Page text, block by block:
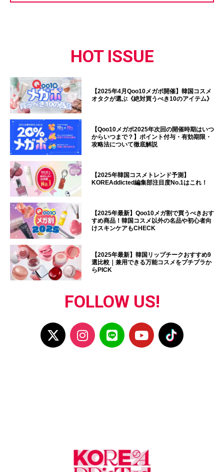
HOT ISSUE
【2025年4月Qoo10メガポ開催】韓国コスメ
オタクが選ぶ《絶対買うべき10のアイテム》
【Qoo10メガポ2025年次回の開催時期はいつ
からいつまで？】ポイント付与・有効期限・
攻略法について徹底解説
【2025年韓国コスメトレンド予測】
KOREAddicted編集部注目度No.1はこれ！
【2025年最新】Qoo10メガ割で買うべきおす
すめ商品！韓国コスメ以外の名品や初心者向
けスキンケアもCHECK
【2025年最新】韓国リップチークおすすめ9
選比較｜兼用できる万能コスメをプチプラか
らPICK
FOLLOW US!